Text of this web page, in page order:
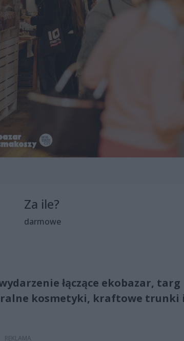
Za ile?
darmowe
łączące ekobazar, targ
kosmetyki, kraftowe trunki